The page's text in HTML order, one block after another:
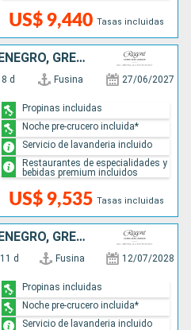
US$ 9,440 Tasas incluidas
ITALIA, CROACIA, MONTENEGRO, GRECIA
8 d Fusina 27/06/2027
US$ 9,535 Tasas incluidas
Propinas incluidas
Noche pre-crucero incluida*
Servicio de lavanderia incluido
Restaurantes de especialidades y
bebidas premium incluidos
ITALIA, CROACIA, MONTENEGRO, GRECIA, MALTA, ESPAÑA
11 d Fusina 12/07/2028
Propinas incluidas
Noche pre-crucero incluida*
Servicio de lavanderia incluido